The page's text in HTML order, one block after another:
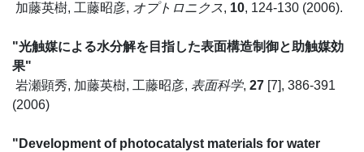
加藤英樹, 工藤昭彦, オプトロニクス, 10, 124-130 (2006).
"光触媒による水分解を目指した表面構造制御と助触媒効
果"
岩瀬顕秀, 加藤英樹, 工藤昭彦, 表面科学, 27 [7], 386-391
(2006)
"Development of photocatalyst materials for water